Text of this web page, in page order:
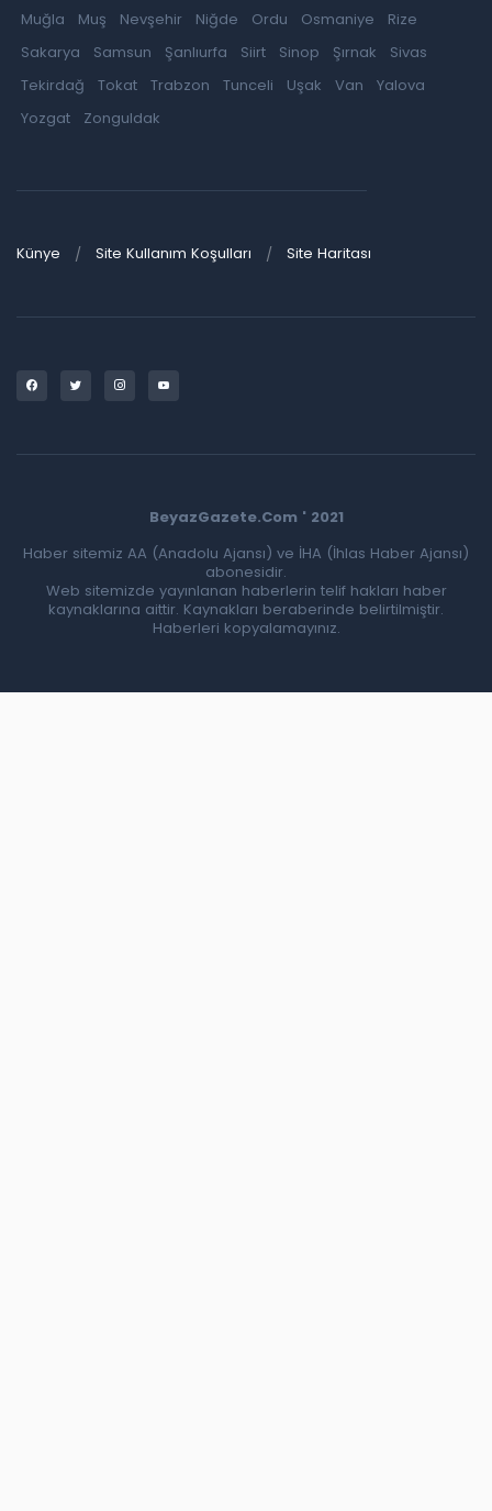
Muğla
Muş Nevşehir Niğde Ordu Osmaniye
Rize
Sakarya
Samsun Şanlıurfa Siirt Sinop Şırnak
Sivas
Tekirdağ
Tokat Trabzon Tunceli Uşak Van
Yalova
Yozgat
Zonguldak
Künye Site Kullanım Koşulları Site Haritası
BeyazGazete.Com ' 2021
Haber sitemiz AA (Anadolu Ajansı) ve İHA (İhlas Haber Ajansı)
abonesidir.
Web sitemizde yayınlanan haberlerin telif hakları haber
kaynaklarına aittir. Kaynakları beraberinde belirtilmiştir.
Haberleri kopyalamayınız.